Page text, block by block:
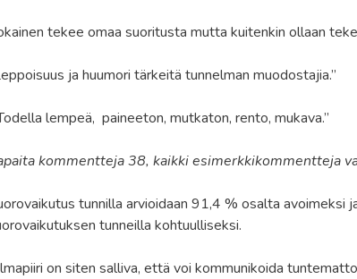
tekee omaa suoritusta mutta kuitenkin ollaan
ja huumori tärkeitä tunnelman muodostajia.”
lempeä, paineeton, mutkaton, rento, mukava.”
kommentteja 38, kaikki esimerkkikommentteja
tunnilla arvioidaan 91,4 % osalta avoimeksi
tunneilla kohtuulliseksi.
on siten salliva, että voi kommunikoida